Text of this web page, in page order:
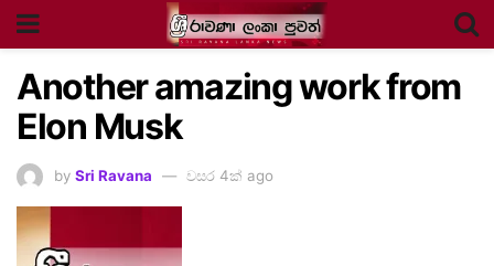
Another amazing work from
Elon Musk
by Sri Ravana වසර 4ක් ago